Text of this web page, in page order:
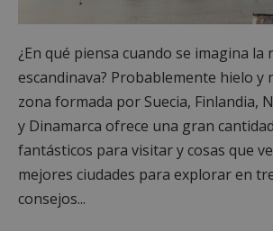
¿En qué piensa cuando se imagina la
escandinava? Probablemente hielo y
zona formada por Suecia, Finlandia,
y Dinamarca ofrece una gran
fantásticos para visitar y cosas que
mejores ciudades para explorar en
consejos...